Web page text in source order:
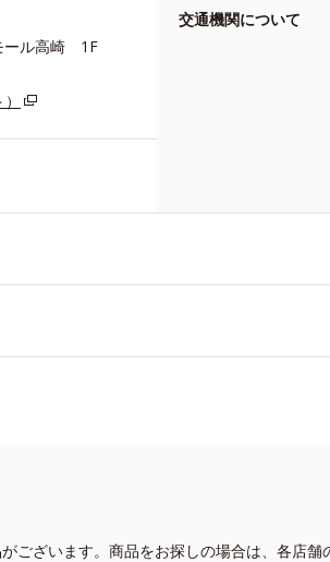
ール高崎 1F
交通機関について
ざいます。商品をお探しの場合は、各店舗